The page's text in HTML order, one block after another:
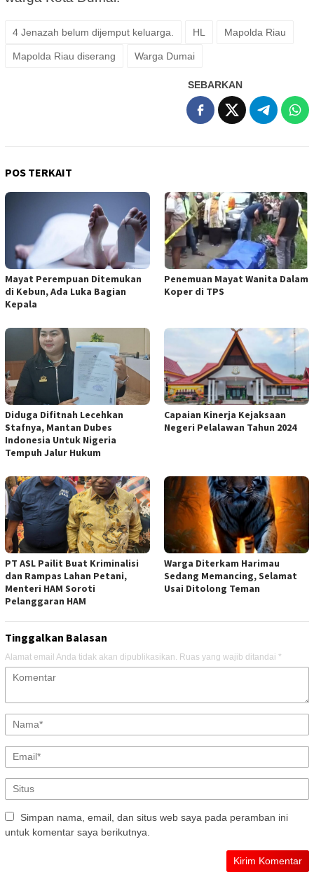
4 Jenazah belum dijemput keluarga. HL Mapolda Riau
Mapolda Riau diserang Warga Dumai
SEBARKAN
POS TERKAIT
Mayat Perempuan Ditemukan
di Kebun, Ada Luka Bagian
Kepala
Penemuan Mayat Wanita Dalam
Koper di TPS
Diduga Difitnah Lecehkan
Stafnya, Mantan Dubes
Indonesia Untuk Nigeria
Tempuh Jalur Hukum
Capaian Kinerja Kejaksaan
Negeri Pelalawan Tahun 2024
PT ASL Pailit Buat Kriminalisi
dan Rampas Lahan Petani,
Menteri HAM Soroti
Pelanggaran HAM
Warga Diterkam Harimau
Sedang Memancing, Selamat
Usai Ditolong Teman
Tinggalkan Balasan
Alamat email Anda tidak akan dipublikasikan. Ruas yang wajib ditandai *
Simpan nama, email, dan situs web saya pada peramban ini
untuk komentar saya berikutnya.